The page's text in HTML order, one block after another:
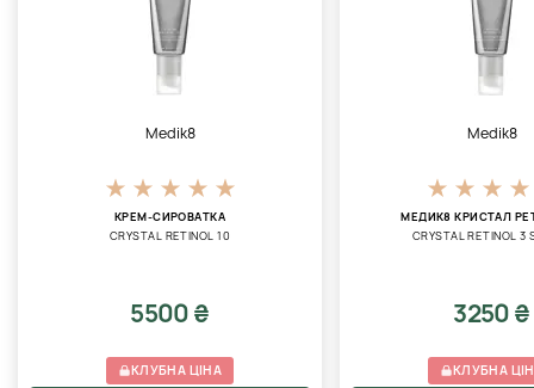
Medik8
КРЕМ-СИРОВАТКА
CRYSTAL RETINOL 10
5500 ₴
КЛУБНА ЦІНА
Medik8
МЕДИК8 КРИСТАЛ
CRYSTAL RETINOL 3
3250 ₴
КЛУБНА